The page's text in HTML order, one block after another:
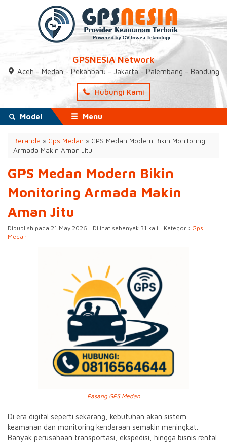
GPSNESIA Network
Aceh - Medan - Pekanbaru - Jakarta - Palembang - Bandung
Hubungi Kami
Model Menu
Beranda » Gps Medan » GPS Medan Modern Bikin Monitoring
Armada Makin Aman Jitu
GPS Medan Modern Bikin
Monitoring Armada Makin
Aman Jitu
Dipublish pada 21 May 2026 | Dilihat sebanyak 31 kali | Kategori: Gps
Medan
Pasang GPS Medan
Di era digital seperti sekarang, kebutuhan akan sistem
keamanan dan monitoring kendaraan semakin meningkat.
Banyak perusahaan transportasi, ekspedisi, hingga bisnis rental